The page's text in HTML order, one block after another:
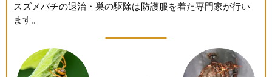
スズメバチの退治・巣の駆除は防護服を着た専門家が行い
ます。